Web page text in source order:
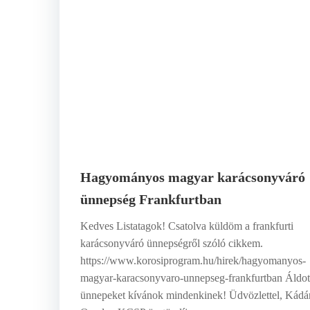
Hagyományos magyar karácsonyváró
ünnepség Frankfurtban
Kedves Listatagok! Csatolva küldöm a frankfurti
karácsonyváró ünnepségről szóló cikkem.
https://www.korosiprogram.hu/hirek/hagyomanyos-
magyar-karacsonyvaro-unnepseg-frankfurtban
ünnepeket kívánok mindenkinek! Üdvözlettel,